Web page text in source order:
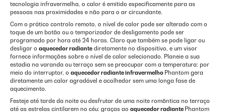
tecnologia infravermelha, o calor é emitido especificamente para as
pessoas nas proximidades e não para o ar circundante.
Com o prático controlo remoto, o nível de calor pode ser alterado com o
toque de um botão ou o temporizador de desligamento pode ser
programado por hora até 24 horas. Claro que também se pode ligar ou
desligar o aquecedor radiante diretamente no dispositivo, e um visor
fornece informações sobre o nível de calor selecionado. Planeie a sua
estadia na varanda ou terraço sem se preocupar com a temperatura: por
meio do interruptor, o aquecedor radiante infravermelho Phantom gera
diretamente um calor agradável e acolhedor sem uma longa fase de
aquecimento.
Festeje até tarde da noite ou desfrutar de uma noite romântica no terraço
até as estrelas cintilarem no céu: graças ao aquecedor radiante Phantom